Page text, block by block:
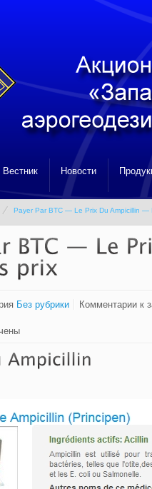
Вестник Новости
Payer Par BTC — Le Prix Du Ampicillin —
Без рубрики Комментарии к